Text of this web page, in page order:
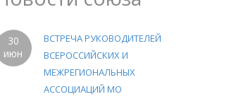
30
июн
ВСТРЕЧА РУКОВОДИТЕЛЕЙ
ВСЕРОССИЙСКИХ И
МЕЖРЕГИОНАЛЬНЫХ
АССОЦИАЦИЙ МО